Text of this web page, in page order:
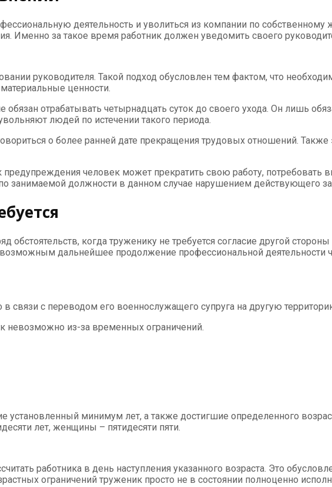
деятельность и уволиться из компании по
Именно за такое время работник должен уведомить своего
руководителя. Такой подход обусловлен тем фактом, что
ценности.
отрабатывать четырнадцать суток до своего ухода. Он лишь
людей по истечении такого периода.
о более ранней дате прекращения трудовых отношений. Также
предупреждения человек может прекратить свою работу, потребовать
занимаемой должности в данном случае нарушением действующего
когда труженику не требуется согласие другой
дальнейшее продолжение профессиональной деятельности
связи с переводом его военнослужащего супруга на другую
невозможно из-за временных ограничений.
установленный минимум лет, а также достигшие определенного
лет, женщины – пятидесяти пяти.
работника в день наступления указанного возраста. Это
ограничений труженик просто не в состоянии полноценно